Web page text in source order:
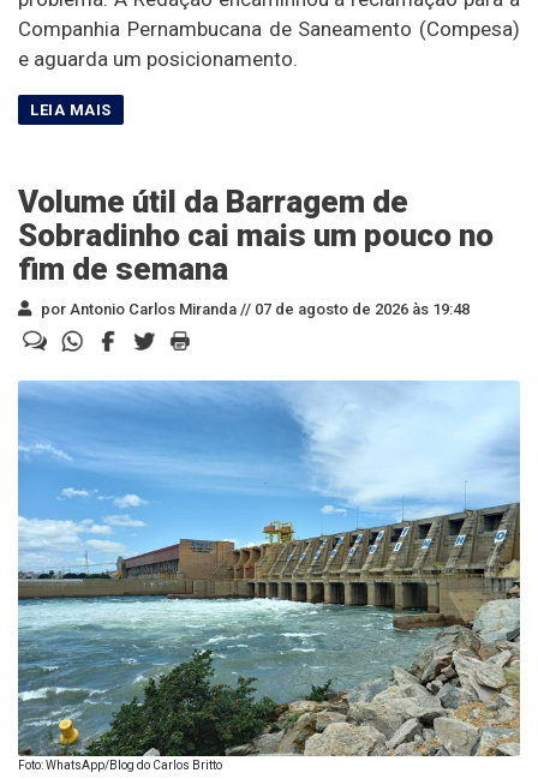
Companhia Pernambucana de Saneamento (Compesa)
e aguarda um posicionamento.
Volume útil da Barragem de
Sobradinho cai mais um pouco no
fim de semana
por Antonio Carlos Miranda // 07 de agosto de 2026 às 19:48
Foto: WhatsApp/Blog do Carlos Britto